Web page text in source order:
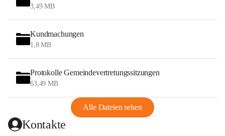
3,49 MB
Kundmachungen
1,8 MB
Protokolle Gemeindevertretungssitzungen
63,49 MB
Alle Dateien sehen
Kontakte